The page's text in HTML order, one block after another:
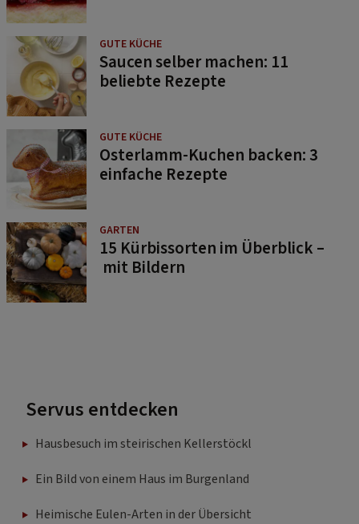
GUTE KÜCHE
Saucen selber machen: 11
beliebte Rezepte
GUTE KÜCHE
Osterlamm-Kuchen backen: 3
einfache Rezepte
GARTEN
15 Kürbissorten im Überblick –
mit Bildern
Servus entdecken
Hausbesuch im steirischen Kellerstöckl
Ein Bild von einem Haus im Burgenland
Heimische Eulen-Arten in der Übersicht